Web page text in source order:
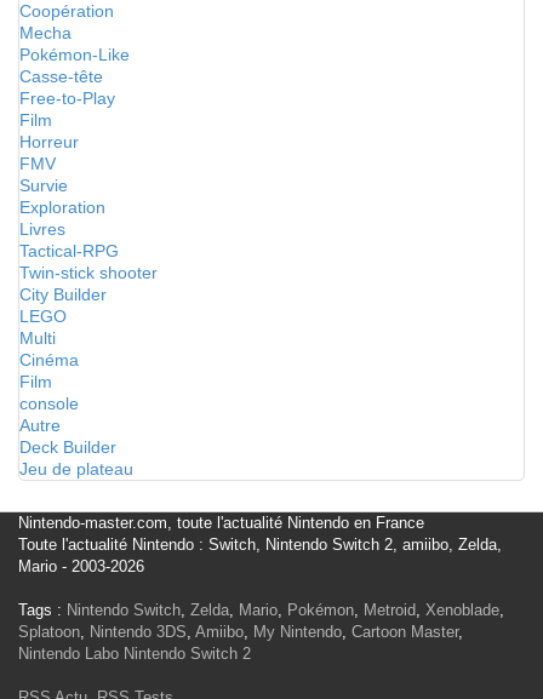
Coopération
Mecha
Pokémon-Like
Casse-tête
Free-to-Play
Film
Horreur
FMV
Survie
Exploration
Livres
Tactical-RPG
Twin-stick shooter
City Builder
LEGO
Multi
Cinéma
Film
console
Autre
Deck Builder
Jeu de plateau
Nintendo-master.com, toute l'actualité Nintendo en France
Toute l'actualité Nintendo : Switch, Nintendo Switch 2, amiibo, Zelda,
Mario - 2003-2026
Tags : Nintendo Switch, Zelda, Mario, Pokémon, Metroid, Xenoblade,
Splatoon, Nintendo 3DS, Amiibo, My Nintendo, Cartoon Master,
Nintendo Labo Nintendo Switch 2